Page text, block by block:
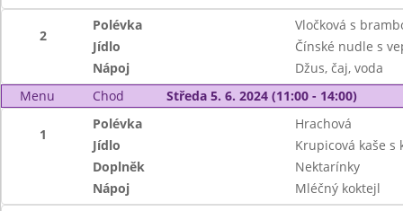
2
Polévka
Vločková s
Jídlo
Čínské nudle s
Nápoj
Džus, čaj, voda
Menu
Chod Středa 5. 6. 2024 (11:00 - 14:00)
1
Polévka
Hrachová
Jídlo
Krupicová kaše s
Doplněk
Nektarínky
Nápoj
Mléčný koktejl